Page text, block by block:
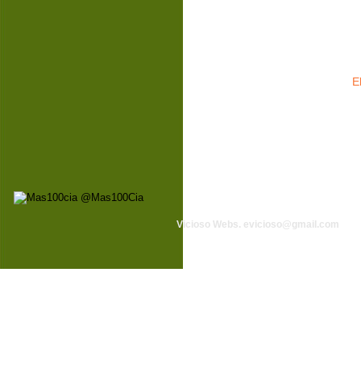
Vicioso Webs. evicioso@gmail.com